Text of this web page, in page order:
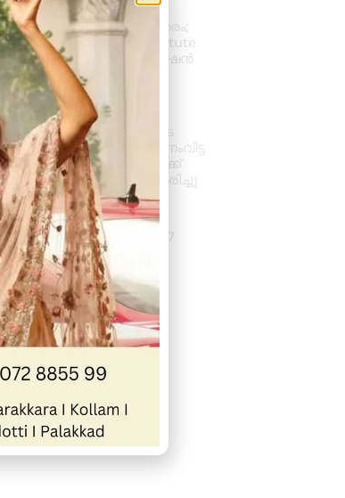
പ്രൊഫഷണൽ
അക്കൗണ്ടന്റാകാൻ അവസരം;
കിലിമാനൂരിൽ Elixer Institute
Of Accounting-ൽ അഡ്മിഷൻ
ആരംഭിച്ചു
August 6, 20263:37 pm
വാഹനം ഓടിക്കുന്നതിനിടെ
ഹൃദയാഘാതം; നിയന്ത്രണംവിട്ട
സ്കൂൾ ബസ് കെട്ടിടത്തിലേക്ക്
ഇടിച്ചുകയറി, ഡ്രൈവർ മരിച്ചു
August 5, 20267:39 pm
കനത്ത മഴ: ജില്ലയിൽ 1.77
കോടിയുടെ കൃഷിനാശം
August 5, 2026 11:34 am
« Previous Next »